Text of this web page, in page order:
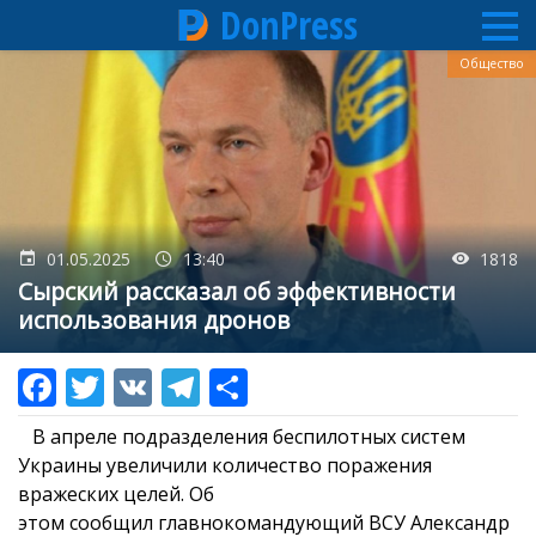
основному
содержанию
DonPress
01.05.2025 13:40 1818
Сырский рассказал об эффективности
использования дронов
Общество
В апреле подразделения беспилотных систем
Украины увеличили количество поражения
вражеских целей. Об
этом сообщил главнокомандующий ВСУ Александр